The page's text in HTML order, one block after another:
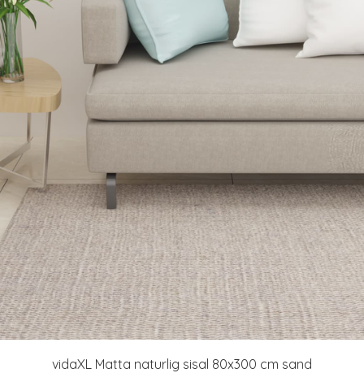
vidaXL Matta naturlig sisal 80x300 cm sand